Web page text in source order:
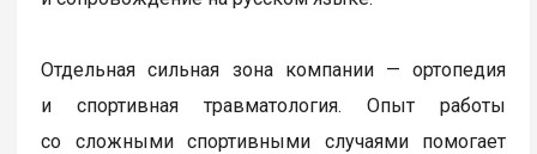
Отдельная сильная зона компании — ортопедия
и спортивная травматология. Опыт работы
со сложными спортивными случаями помогает